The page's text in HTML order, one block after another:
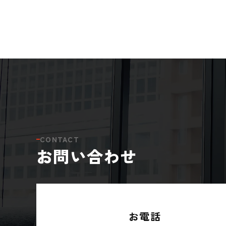
CONTACT
お問い合わせ
お電話